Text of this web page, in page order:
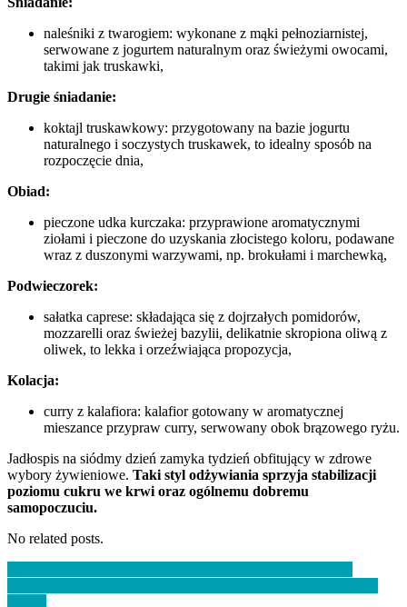
naleśniki z twarogiem: wykonane z mąki pełnoziarnistej,
serwowane z jogurtem naturalnym oraz świeżymi owocami,
takimi jak truskawki,
Drugie śniadanie:
koktajl truskawkowy: przygotowany na bazie jogurtu
naturalnego i soczystych truskawek, to idealny sposób na
rozpoczęcie dnia,
Obiad:
pieczone udka kurczaka: przyprawione aromatycznymi
ziołami i pieczone do uzyskania złocistego koloru, podawane
wraz z duszonymi warzywami, np. brokułami i marchewką,
Podwieczorek:
sałatka caprese: składająca się z dojrzałych pomidorów,
mozzarelli oraz świeżej bazylii, delikatnie skropiona oliwą z
oliwek, to lekka i orzeźwiająca propozycja,
Kolacja:
curry z kalafiora: kalafior gotowany w aromatycznej
mieszance przypraw curry, serwowany obok brązowego ryżu.
Jadłospis na siódmy dzień zamyka tydzień obfitujący w zdrowe
wybory żywieniowe. Taki styl odżywiania sprzyja stabilizacji
poziomu cukru we krwi oraz ogólnemu dobremu
samopoczuciu.
No related posts.
Nawigacja
wpisu